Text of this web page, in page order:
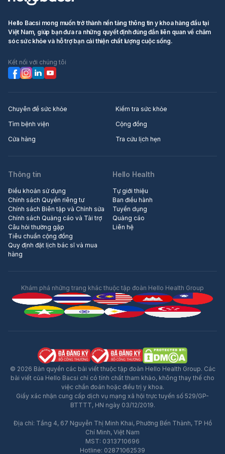
Quảng Cáo
Hello Bacsi mong muốn trở thành nền tảng thông tin y khoa hàng đầu tại
Việt Nam, giúp bạn đưa ra những quyết định đúng đắn liên quan về chăm
sóc sức khỏe và hỗ trợ bạn cải thiện chất lượng cuộc sống.
Kết nối với chúng tôi
Chuyên đề sức khỏe
Kiểm tra sức khỏe
Tìm bệnh viện
Cộng đồng
Cửa hàng
Tra cứu lịch hẹn
Thông tin
Điều khoản sử dụng
Chính sách Quyền riêng tư
Chính sách Biên tập và Chỉnh sửa
Chính sách Quảng cáo và Tài trợ
Câu hỏi thường gặp
Tiêu chuẩn cộng đồng
Quy định đặt lịch bác sĩ và mua
hàng
Hello Health
Tự giới thiệu
Ban điều hành
Tuyển dụng
Quảng cáo
Liên hệ
Khám phá những trang khác thuộc tập đoàn Hello Health Group
© 2026 Bản quyền các bài viết thuộc tập đoàn Hello Health Group. Các
bài viết của Hello Bacsi chỉ có tính chất tham khảo, không thay thế cho
việc chẩn đoán hoặc điều trị y khoa.
Giấy xác nhận cung cấp dịch vụ mạng xã hội trực tuyến số 529/GP-
BTTTT, HN ngày 03/12/2019.
Địa chỉ: Tầng 4, 67 Nguyễn Thị Minh Khai, Phường Bến Thành, TP Hồ
Chí Minh, Việt Nam
MST: 0313710696
Hotline: 02871062539